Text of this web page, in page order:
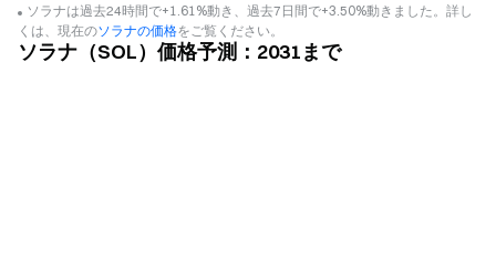
ソラナは過去24時間で+1.61%動き、過去7日間で+3.50%動きました。詳し
くは、現在のソラナの価格をご覧ください。
ソラナ（SOL）価格予測：2031まで